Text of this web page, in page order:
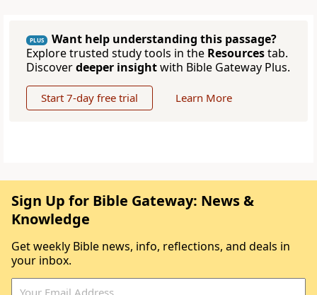
PLUS
Want help understanding this passage?
Explore trusted study tools in the Resourcestab.
Discoverdeeper insightwith Bible Gateway Plus.
Start 7-day free trial Learn More
Sign Up for Bible Gateway: News &
Knowledge
Get weekly Bible news, info, reflections, and deals in
your inbox.